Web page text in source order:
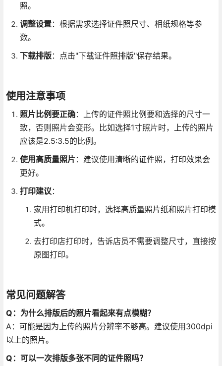
照。
调整设置：根据需求选择证件照尺寸、相纸规格等参
数。
下载排版：点击"下载证件照排版"保存结果。
使用注意事项
照片比例要正确：上传的证件照比例要和选择的尺寸一
致，否则照片会变形。比如选择1寸照片时，上传的照片
应该是2.5:3.5的比例。
使用高质量照片：建议使用清晰的证件照，打印效果会
更好。
打印建议：
家用打印机打印时，选择高质量照片纸和照片打印模
式。
去打印店打印时，告诉店员不需要调整尺寸，直接按
原图打印。
常见问题解答
Q：为什么排版后的照片看起来有点模糊？
A：可能是因为上传的照片分辨率不够高。建议使用300dpi
以上的照片。
Q：可以一次排版多张不同的证件照吗？